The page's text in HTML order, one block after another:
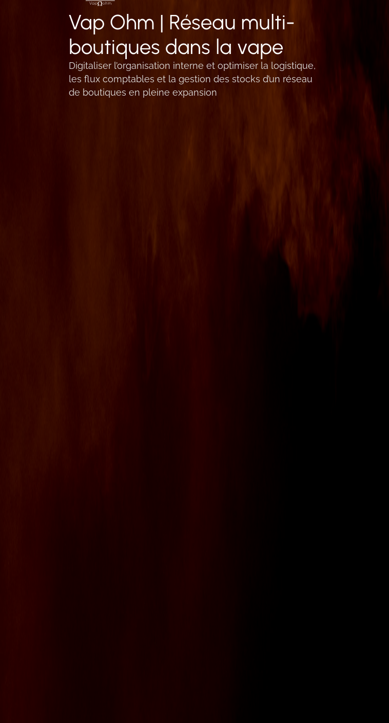
Vap Ohm | Réseau multi-
boutiques dans la vape
Digitaliser l’organisation interne et optimiser la logistique,
les flux comptables et la gestion des stocks d’un réseau
de boutiques en pleine expansion